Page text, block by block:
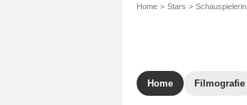
Home Stars Schauspielerin
Home Filmografie